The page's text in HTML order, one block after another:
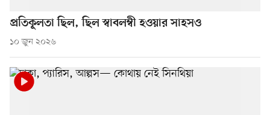
প্রতিকূলতা ছিল, ছিল স্বাবলম্বী হওয়ার সাহসও
১০ জুন ২০২৬